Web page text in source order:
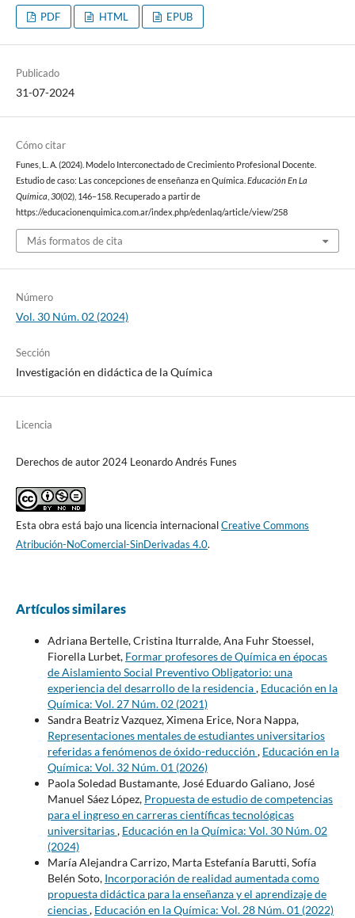
PDF HTML EPUB
Publicado
31-07-2024
Cómo citar
Funes, L. A. (2024). Modelo Interconectado de Crecimiento Profesional Docente.
Estudio de caso: Las concepciones de enseñanza en Química.Educación En La
Química,30(02), 146–158. Recuperado a partir de
https://educacionenquimica.com.ar/index.php/edenlaq/article/view/258
Más formatos de cita
Número
Vol. 30 Núm. 02 (2024)
Sección
Investigación en didáctica de la Química
Licencia
Derechos de autor 2024 Leonardo Andrés Funes
Esta obra está bajo una licencia internacionalCreative Commons
Atribución-NoComercial-SinDerivadas 4.0.
Artículos similares
Adriana Bertelle, Cristina Iturralde, Ana Fuhr Stoessel,
Fiorella Lurbet, Formar profesores de Química en épocas
de Aislamiento Social Preventivo Obligatorio: una
experiencia del desarrollo de la residencia, Educación en la
Química: Vol. 27 Núm. 02 (2021)
Sandra Beatriz Vazquez, Ximena Erice, Nora Nappa,
Representaciones mentales de estudiantes universitarios
referidas a fenómenos de óxido-reducción , Educación en la
Química: Vol. 32 Núm. 01 (2026)
Paola Soledad Bustamante, José Eduardo Galiano, José
Manuel Sáez López, Propuesta de estudio de competencias
para el ingreso en carreras científicas tecnológicas
universitarias, Educación en la Química: Vol. 30 Núm. 02
(2024)
María Alejandra Carrizo, Marta Estefanía Barutti, Sofía
Belén Soto, Incorporación de realidad aumentada como
propuesta didáctica para la enseñanza y el aprendizaje de
ciencias, Educación en la Química: Vol. 28 Núm. 01 (2022)